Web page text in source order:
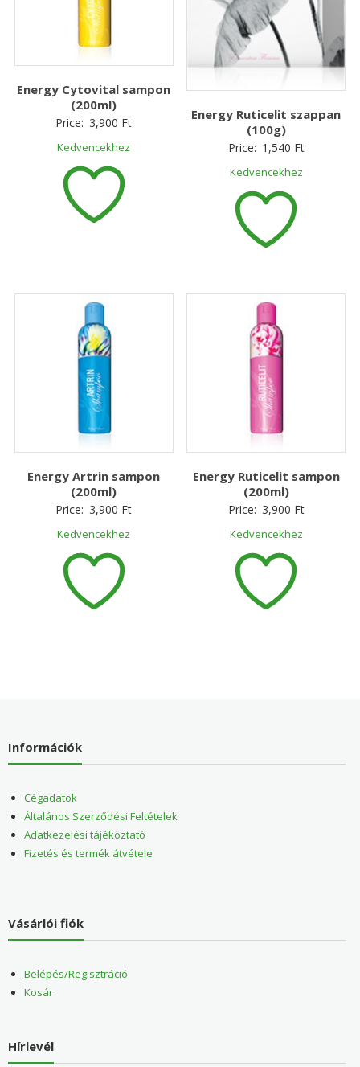
Energy Cytovital sampon
(200ml)
Price: 3,900 Ft
Kedvencekhez
Energy Ruticelit szappan
(100g)
Price: 1,540 Ft
Kedvencekhez
Energy Artrin sampon
(200ml)
Price: 3,900 Ft
Kedvencekhez
Energy Ruticelit sampon
(200ml)
Price: 3,900 Ft
Kedvencekhez
Információk
Cégadatok
Általános Szerződési Feltételek
Adatkezelési tájékoztató
Fizetés és termék átvétele
Vásárlói fiók
Belépés/Regisztráció
Kosár
Hírlevél